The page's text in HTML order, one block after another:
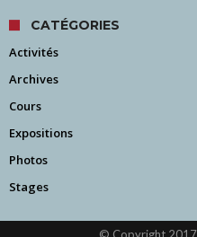
CATÉGORIES
Activités
Archives
Cours
Expositions
Photos
Stages